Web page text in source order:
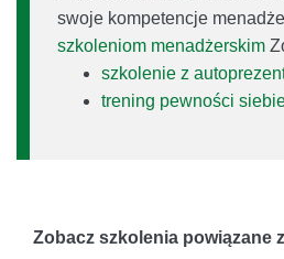
swoje kompetencje
szkoleniom menadżerskim
szkolenie z
trening pewności
Zobacz szkolenia powiązane